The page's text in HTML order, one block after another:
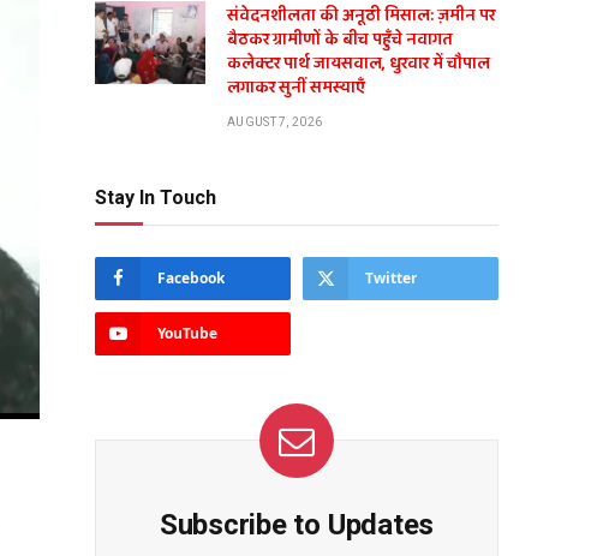
संवेदनशीलता की अनूठी मिसाल: ज़मीन पर
बैठकर ग्रामीणों के बीच पहुँचे नवागत
कलेक्टर पार्थ जायसवाल, धुरवार में चौपाल
लगाकर सुनीं समस्याएँ
AUGUST 7, 2026
Stay In Touch
Facebook Twitter
YouTube
Subscribe to Updates